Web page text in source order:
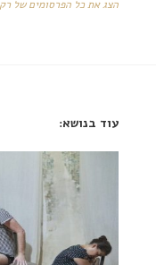
הצג את כל הפרסומים של
עוד בנושא: